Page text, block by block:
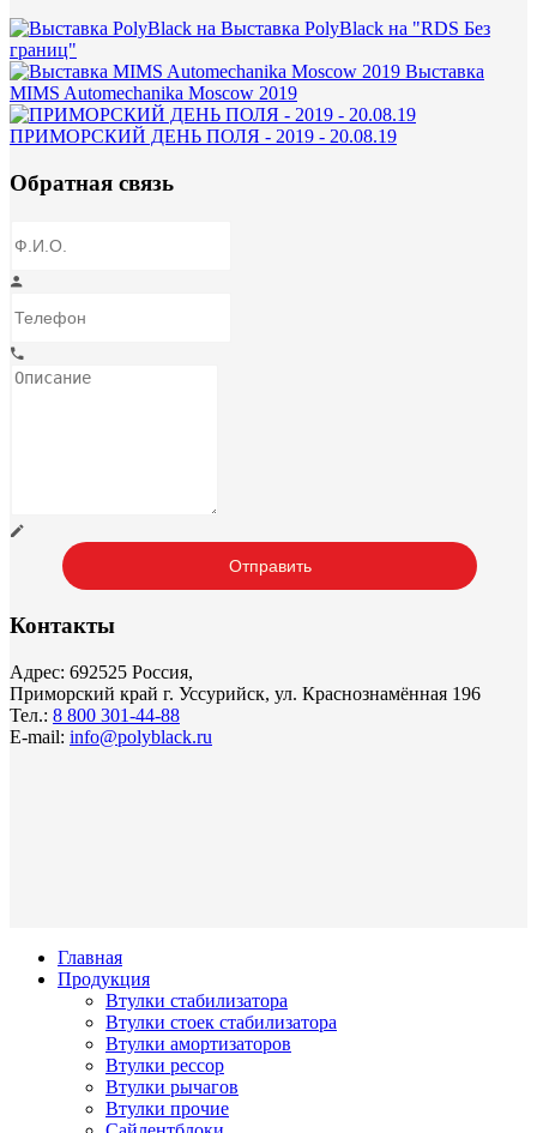
Выставка PolyBlack на "RDS Без
границ"
Выставка
MIMS Automechanika Moscow 2019
ПРИМОРСКИЙ ДЕНЬ ПОЛЯ - 2019 - 20.08.19
Обратная связь
Контакты
Адрес: 692525 Россия,
Приморский край г. Уссурийск, ул. Краснознамённая 196
Тел.: 8 800 301-44-88
E-mail: info@polyblack.ru
Главная
Продукция
Втулки стабилизатора
Втулки стоек стабилизатора
Втулки амортизаторов
Втулки рессор
Втулки рычагов
Втулки прочие